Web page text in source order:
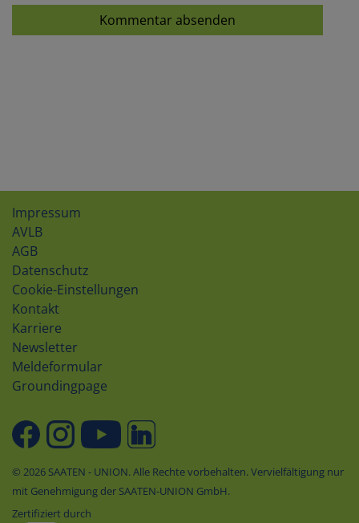
Kommentar absenden
Impressum
AVLB
AGB
Datenschutz
Cookie-Einstellungen
Kontakt
Karriere
Newsletter
Meldeformular
Groundingpage
© 2026 SAATEN - UNION. Alle Rechte vorbehalten. Vervielfältigung nur
mit Genehmigung der SAATEN-UNION GmbH.
Zertifiziert durch